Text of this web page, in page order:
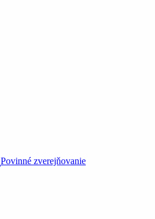
Povinné zverejňovanie